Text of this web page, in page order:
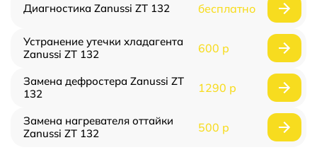
Диагностика Zanussi ZT 132 бесплатно
Устранение утечки хладагента
Zanussi ZT 132
600 р
Замена дефростера Zanussi ZT
132
1290 р
Замена нагревателя оттайки
Zanussi ZT 132
500 р